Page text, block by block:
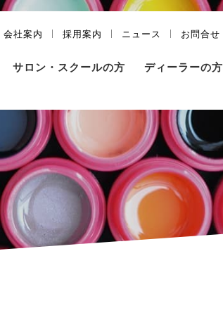
会社案内 採用案内 ニュース お問合せ
サロン・スクールの方
ディーラーの方